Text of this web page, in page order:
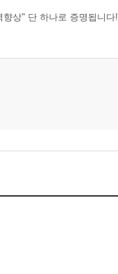
향상" 단 하나로 증명됩니다!